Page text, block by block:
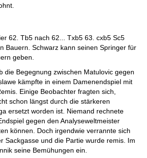
62. Tb5 nach 62... Txb5 63. cxb5 Sc5
Bauern. Schwarz kann seinen Springer für
geben.
die Begegnung zwischen Matulovic gegen
kämpfte in einem Damenendspiel mit
Einige Beobachter fragten sich,
schon längst durch die stärkeren
ersetzt worden ist. Niemand rechnete
gegen den Analyseweltmeister
können. Doch irgendwie verrannte sich
Sackgasse und die Partie wurde remis. Im
seine Bemühungen ein.